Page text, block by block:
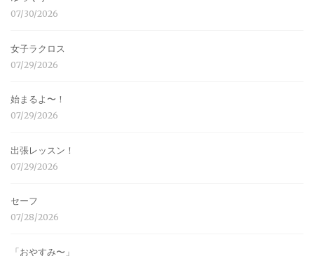
07/30/2026
女子ラクロス
07/29/2026
始まるよ〜！
07/29/2026
出張レッスン！
07/29/2026
セーフ
07/28/2026
「おやすみ〜」